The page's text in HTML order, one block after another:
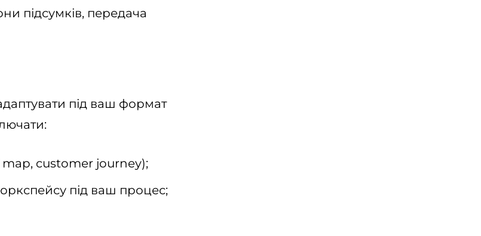
підсумків, передача
під ваш формат
customer journey);
під ваш процес;